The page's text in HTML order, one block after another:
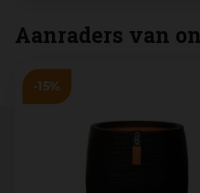
Aanraders van